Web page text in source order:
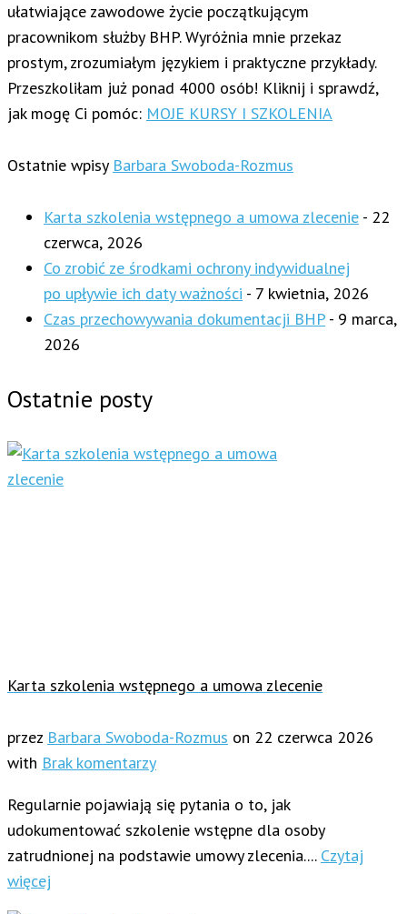
ułatwiające zawodowe życie początkującym
pracownikom służby BHP. Wyróżnia mnie przekaz
prostym, zrozumiałym językiem i praktyczne przykłady.
Przeszkoliłam już ponad 4000 osób! Kliknij i sprawdź,
jak mogę Ci pomóc: MOJE KURSY I SZKOLENIA
Ostatnie wpisy Barbara Swoboda-Rozmus
Karta szkolenia wstępnego a umowa zlecenie - 22
czerwca, 2026
Co zrobić ze środkami ochrony indywidualnej
po upływie ich daty ważności - 7 kwietnia, 2026
Czas przechowywania dokumentacji BHP - 9 marca,
2026
Ostatnie posty
Karta szkolenia wstępnego a umowa zlecenie
przez Barbara Swoboda-Rozmus on 22 czerwca 2026
with Brak komentarzy
Regularnie pojawiają się pytania o to, jak
udokumentować szkolenie wstępne dla osoby
zatrudnionej na podstawie umowy zlecenia.... Czytaj
więcej